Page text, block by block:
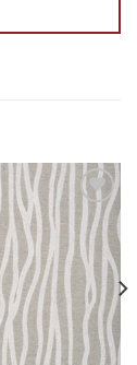
Add to
wishlist